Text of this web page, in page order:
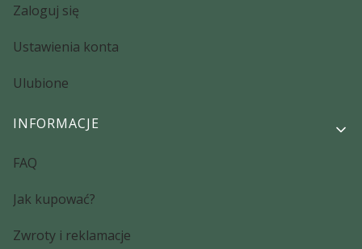
Zaloguj się
Ustawienia konta
Ulubione
INFORMACJE
FAQ
Jak kupować?
Zwroty i reklamacje